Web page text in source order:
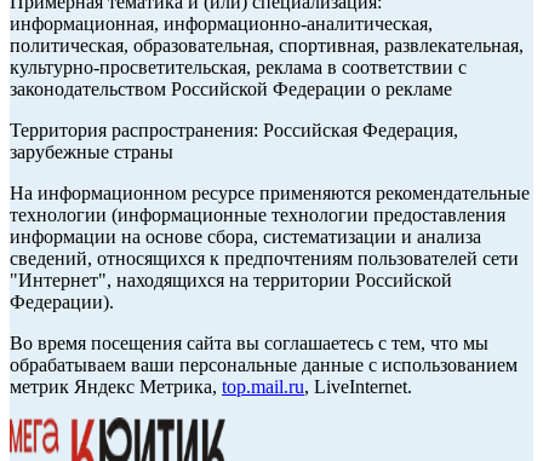
информационная, информационно-аналитическая,
политическая, образовательная, спортивная, развлекательная,
культурно-просветительская, реклама в соответствии с
законодательством Российской Федерации о рекламе
Территория распространения: Российская Федерация,
зарубежные страны
На информационном ресурсе применяются рекомендательные
технологии (информационные технологии предоставления
информации на основе сбора, систематизации и анализа
сведений, относящихся к предпочтениям пользователей сети
"Интернет", находящихся на территории Российской
Федерации).
Во время посещения сайта вы соглашаетесь с тем, что мы
обрабатываем ваши персональные данные с использованием
метрик Яндекс Метрика, top.mail.ru, LiveInternet.